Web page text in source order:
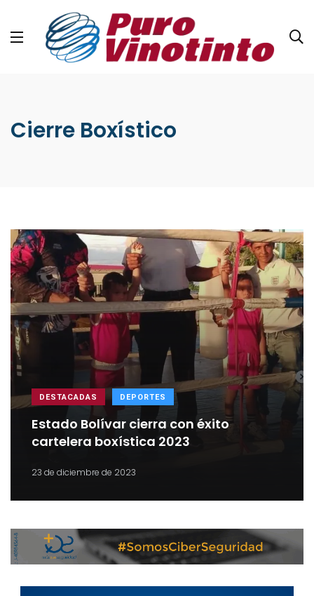
Cierre Boxístico
DESTACADAS DEPORTES
Estado Bolívar cierra con éxito
cartelera boxística 2023
23 de diciembre de 2023